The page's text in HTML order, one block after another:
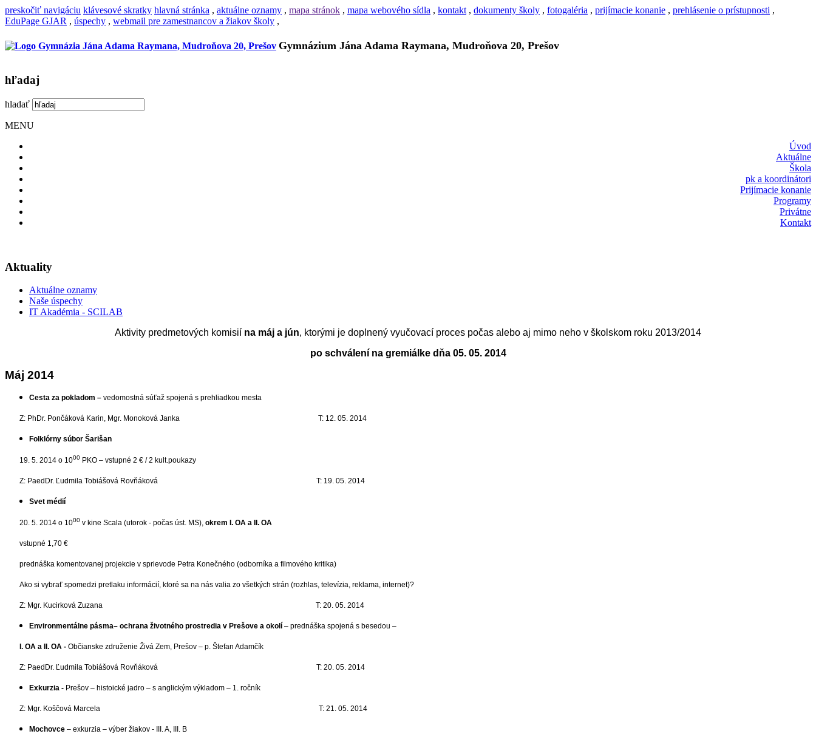
preskočiť navigáciu klávesové skratky hlavná stránka , aktuálne oznamy , mapa stránok , mapa webového sídla , kontakt , dokumenty školy , fotogaléria , prijímacie konanie , prehlásenie o prístupnosti ,
EduPage GJAR , úspechy , webmail pre zamestnancov a žiakov školy ,
Gymnázium Jána Adama Raymana, Mudroňova 20, Prešov
hľadaj
hladať
MENU
Úvod
Aktuálne
Škola
pk a koordinátori
Prijímacie konanie
Programy
Privátne
Kontakt
Aktuality
Aktuálne oznamy
Naše úspechy
IT Akadémia - SCILAB
Aktivity predmetových komisií na máj a jún, ktorými je doplnený vyučovací proces počas alebo aj mimo neho v školskom roku 2013/2014
po schválení na gremiálke dňa 05. 05. 2014
Máj 2014
Cesta za pokladom – vedomostná súťaž spojená s prehliadkou mesta
Z: PhDr. Pončáková Karin, Mgr. Monoková Janka T: 12. 05. 2014
Folklórny súbor Šarišan
19. 5. 2014 o 1000 PKO – vstupné 2 € / 2 kult.poukazy
Z: PaedDr. Ľudmila Tobiášová Rovňáková T: 19. 05. 2014
Svet médií
20. 5. 2014 o 1000 v kine Scala (utorok - počas úst. MS), okrem I. OA a II. OA
vstupné 1,70 €
prednáška komentovanej projekcie v sprievode Petra Konečného (odborníka a filmového kritika)
Ako si vybrať spomedzi pretlaku informácií, ktoré sa na nás valia zo všetkých strán (rozhlas, televízia, reklama, internet)?
Z: Mgr. Kucirková Zuzana T: 20. 05. 2014
Environmentálne pásma– ochrana životného prostredia v Prešove a okolí – prednáška spojená s besedou –
I. OA a II. OA - Občianske združenie Živá Zem, Prešov – p. Štefan Adamčík
Z: PaedDr. Ľudmila Tobiášová Rovňáková T: 20. 05. 2014
Exkurzia - Prešov – histoické jadro – s anglickým výkladom – 1. ročník
Z: Mgr. Koščová Marcela T: 21. 05. 2014
Mochovce – exkurzia – výber žiakov - III. A, III. B